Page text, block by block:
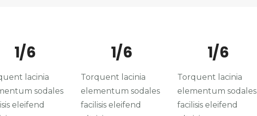
1/6
lacinia
sodales
eleifend
1/6
Torquent lacinia
elementum sodales
facilisis eleifend
1/6
Torquent lacinia
elementum sodales
facilisis eleifend